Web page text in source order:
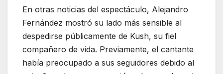
En otras noticias del espectáculo, Alejandro
Fernández mostró su lado más sensible al
despedirse públicamente de Kush, su fiel
compañero de vida. Previamente, el cantante
había preocupado a sus seguidores debido al